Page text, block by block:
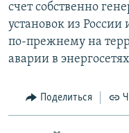
счет собственно
установок из
по-прежнему на
аварии в
Поделиться